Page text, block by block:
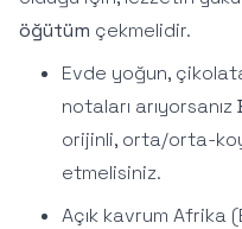
öğütüm çekmelidir.
Evde yoğun,
notaları arıyorsanız
orijinli, orta/orta-
etmelisiniz.
Açık kavrum Afrika